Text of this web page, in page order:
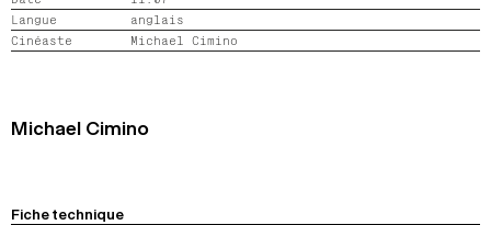
2024
2022
Langue
anglais
Cinéaste
Michael Cimino
Michael Cimino
Fiche technique